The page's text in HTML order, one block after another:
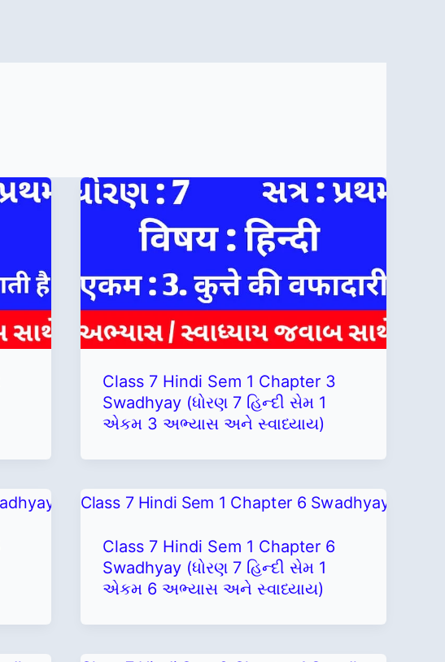
Class 7 Hindi Sem 1 Chapter 3
Swadhyay (ધોરણ 7 હિન્દી સેમ 1
એકમ 3 અભ્યાસ અને સ્વાધ્યાય)
Class 7 Hindi Sem 1 Chapter 6
Swadhyay (ધોરણ 7 હિન્દી સેમ 1
એકમ 6 અભ્યાસ અને સ્વાધ્યાય)